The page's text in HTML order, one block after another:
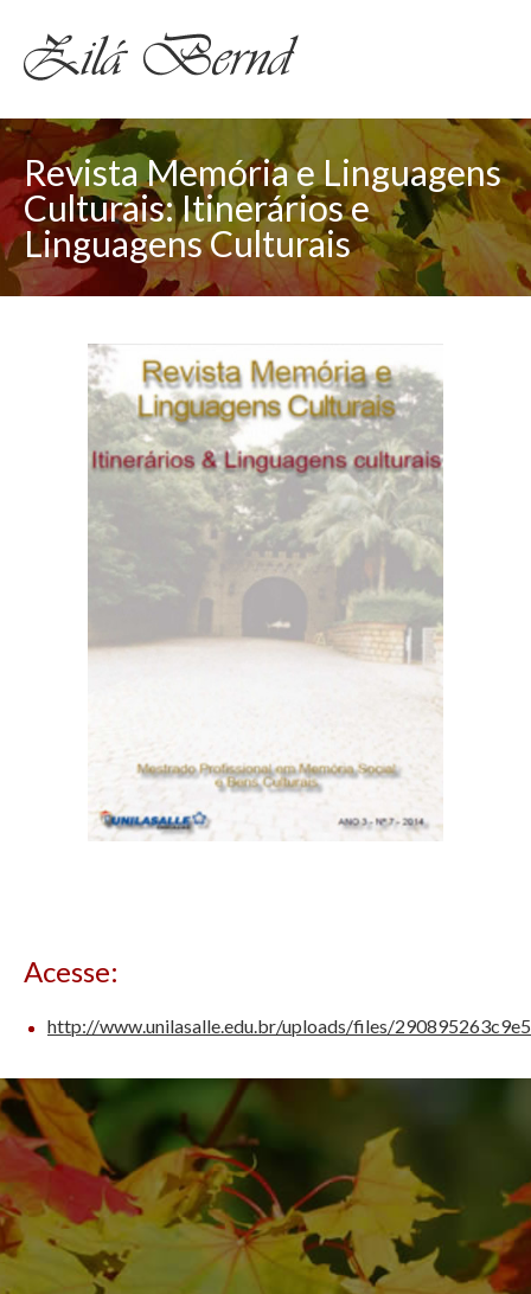
Revista Memória e Linguagens
Culturais: Itinerários e
Linguagens Culturais
Acesse:
http://www.unilasalle.edu.br/uploads/files/